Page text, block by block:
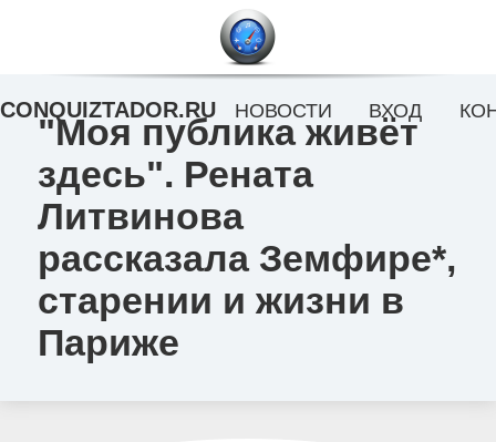
"Моя публика живёт
здесь". Рената
Литвинова
рассказала Земфире*,
старении и жизни в
Париже
CONQUIZTADOR.RU НОВОСТИ ВХОД